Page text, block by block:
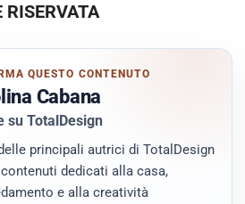
QUESTO CONTENUTO
Cabana
su TotalDesign
principali autrici di TotalDesign
dedicati alla casa,
e alla creatività